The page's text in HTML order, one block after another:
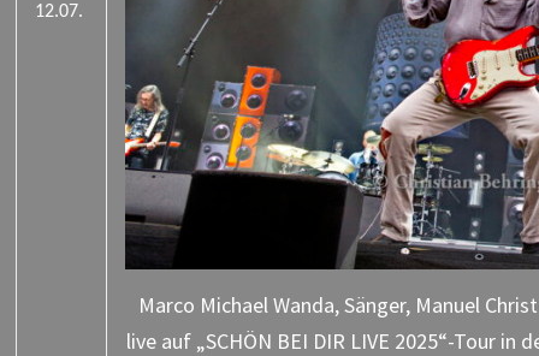
12.07.
Marco Michael Wanda, Sänger, Manuel
live auf „SCHÖN BEI DIR LIVE 2025“-Tour in